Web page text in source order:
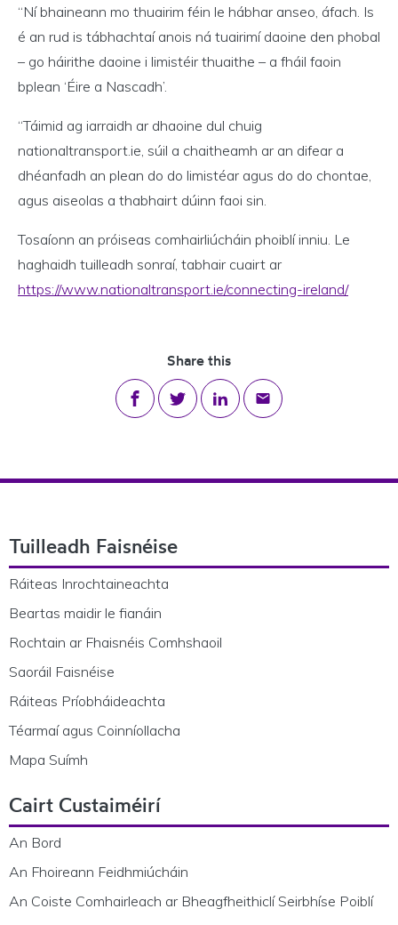
“Ní bhaineann mo thuairim féin le hábhar anseo, áfach. Is
é an rud is tábhachtaí anois ná tuairimí daoine den phobal
– go háirithe daoine i limistéir thuaithe – a fháil faoin
bplean ‘Éire a Nascadh’.
“Táimid ag iarraidh ar dhaoine dul chuig
nationaltransport.ie, súil a chaitheamh ar an difear a
dhéanfadh an plean do do limistéar agus do do chontae,
agus aiseolas a thabhairt dúinn faoi sin.
Tosaíonn an próiseas comhairliúcháin phoiblí inniu. Le
haghaidh tuilleadh sonraí, tabhair cuairt ar
https://www.nationaltransport.ie/connecting-ireland/
Share this
Share on Facebook
Share on Twitter
Share on LinkedIn
Share via email
Tuilleadh Faisnéise
Ráiteas Inrochtaineachta
Beartas maidir le fianáin
Rochtain ar Fhaisnéis Comhshaoil
Saoráil Faisnéise
Ráiteas Príobháideachta
Téarmaí agus Coinníollacha
Mapa Suímh
Cairt Custaiméirí
An Bord
An Fhoireann Feidhmiúcháin
An Coiste Comhairleach ar Bheagfheithiclí Seirbhíse Poiblí